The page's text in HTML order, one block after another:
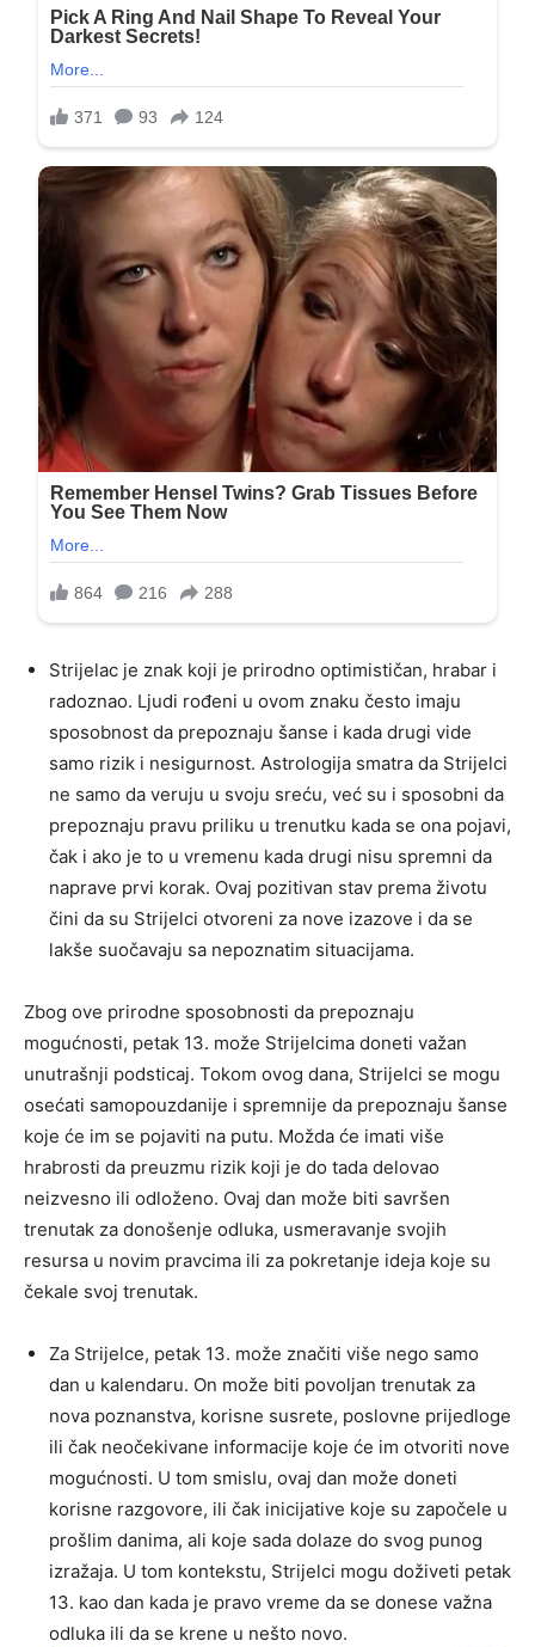
Strijelac je znak koji je prirodno optimističan, hrabar i
radoznao. Ljudi rođeni u ovom znaku često imaju
sposobnost da prepoznaju šanse i kada drugi vide
samo rizik i nesigurnost. Astrologija smatra da Strijelci
ne samo da veruju u svoju sreću, već su i sposobni da
prepoznaju pravu priliku u trenutku kada se ona pojavi,
čak i ako je to u vremenu kada drugi nisu spremni da
naprave prvi korak. Ovaj pozitivan stav prema životu
čini da su Strijelci otvoreni za nove izazove i da se
lakše suočavaju sa nepoznatim situacijama.
Zbog ove prirodne sposobnosti da prepoznaju
mogućnosti, petak 13. može Strijelcima doneti važan
unutrašnji podsticaj. Tokom ovog dana, Strijelci se mogu
osećati samopouzdanije i spremnije da prepoznaju šanse
koje će im se pojaviti na putu. Možda će imati više
hrabrosti da preuzmu rizik koji je do tada delovao
neizvesno ili odloženo. Ovaj dan može biti savršen
trenutak za donošenje odluka, usmeravanje svojih
resursa u novim pravcima ili za pokretanje ideja koje su
čekale svoj trenutak.
Za Strijelce, petak 13. može značiti više nego samo
dan u kalendaru. On može biti povoljan trenutak za
nova poznanstva, korisne susrete, poslovne prijedloge
ili čak neočekivane informacije koje će im otvoriti nove
mogućnosti. U tom smislu, ovaj dan može doneti
korisne razgovore, ili čak inicijative koje su započele u
prošlim danima, ali koje sada dolaze do svog punog
izražaja. U tom kontekstu, Strijelci mogu doživeti petak
13. kao dan kada je pravo vreme da se donese važna
odluka ili da se krene u nešto novo.